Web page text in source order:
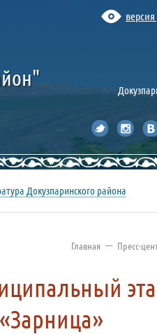
Главная — Пресс-
Докузпаринского района